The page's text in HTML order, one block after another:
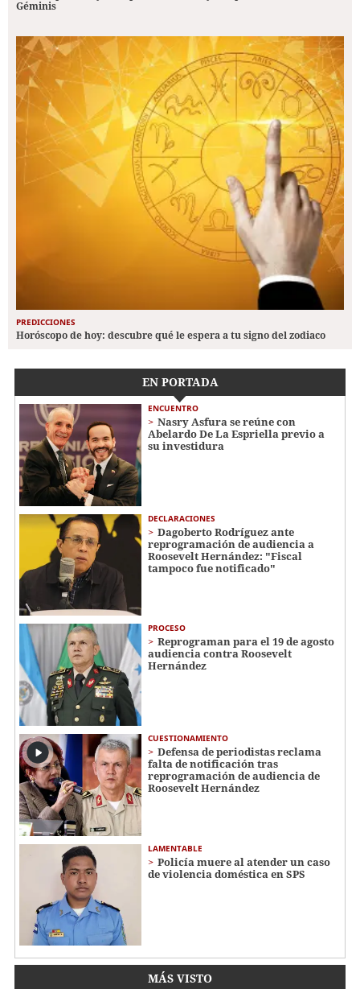
Géminis
PREDICCIONES
Horóscopo de hoy: descubre qué le espera a tu signo del zodiaco
EN PORTADA
ENCUENTRO
Nasry Asfura se reúne con
Abelardo De La Espriella previo a
su investidura
DECLARACIONES
Dagoberto Rodríguez ante
reprogramación de audiencia a
Roosevelt Hernández: "Fiscal
tampoco fue notificado"
PROCESO
Reprograman para el 19 de agosto
audiencia contra Roosevelt
Hernández
CUESTIONAMIENTO
Defensa de periodistas reclama
falta de notificación tras
reprogramación de audiencia de
Roosevelt Hernández
LAMENTABLE
Policía muere al atender un caso
de violencia doméstica en SPS
MÁS VISTO